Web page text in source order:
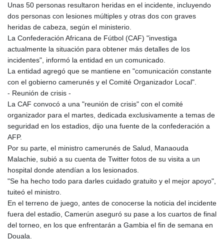
JMD 183.057725
JOD 0.819746
JPY 182.445186
KES 149.158147
KGS 101.104505
KHR 4681.941823
KMF 492.514185
KRW 1627.677557
KYD 0.960588
KZT 540.233287
LAK 26025.676609
103223.017367
LKR 386.635196
LRD 208.057415
LSL 18.726567
LVL 0.699335
LYD 7.331909
MAD 10.743067
Unas 50 personas resultaron heridas en el incidente, incluyendo
dos personas con lesiones múltiples y otras dos con graves
heridas de cabeza, según el ministerio.
La Confederación Africana de Fútbol (CAF) "investiga
actualmente la situación para obtener más detalles de los
incidentes", informó la entidad en un comunicado.
La entidad agregó que se mantiene en "comunicación constante
con el gobierno camerunés y el Comité Organizador Local".
- Reunión de crisis -
La CAF convocó a una "reunión de crisis" con el comité
organizador para el martes, dedicada exclusivamente a temas de
seguridad en los estadios, dijo una fuente de la confederación a
AFP.
Por su parte, el ministro camerunés de Salud, Manaouda
Malachie, subió a su cuenta de Twitter fotos de su visita a un
hospital donde atendían a los lesionados.
"Se ha hecho todo para darles cuidado gratuito y el mejor apoyo",
tuiteó el ministro.
En el terreno de juego, antes de conocerse la noticia del incidente
fuera del estadio, Camerún aseguró su pase a los cuartos de final
del torneo, en los que enfrentarán a Gambia el fin de semana en
Douala.